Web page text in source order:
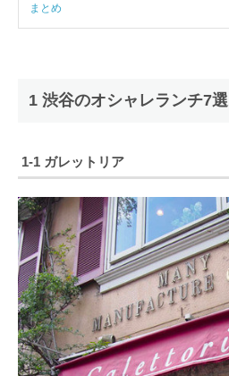
まとめ
1 渋谷のオシャレランチ7選
1-1 ガレットリア